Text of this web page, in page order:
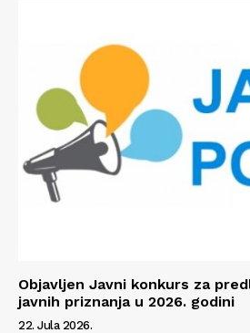
Objavljen Javni konkurs za
javnih priznanja u 2026. godini
22. Jula 2026.